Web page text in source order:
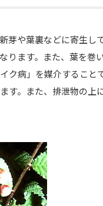
芽や葉裏などに寄生
ります。また、葉を
ク病」を媒介するこ
す。また、排泄物の上